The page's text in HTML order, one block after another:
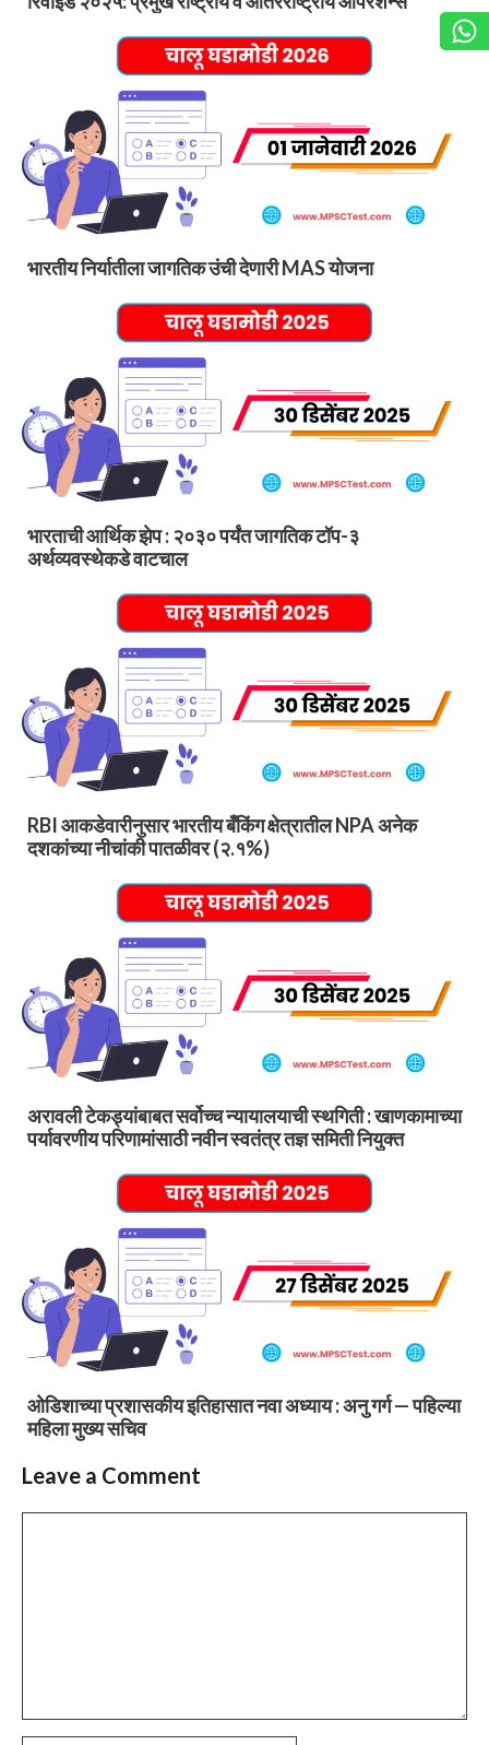
भारतीय निर्यातीला जागतिक उंची देणारी MAS योजना
भारताची आर्थिक झेप : २०३० पर्यंत जागतिक टॉप-३
अर्थव्यवस्थेकडे वाटचाल
RBI आकडेवारीनुसार भारतीय बँकिंग क्षेत्रातील NPA अनेक
दशकांच्या नीचांकी पातळीवर (२.१%)
अरावली टेकड्यांबाबत सर्वोच्च न्यायालयाची स्थगिती : खाणकामाच्या
पर्यावरणीय परिणामांसाठी नवीन स्वतंत्र तज्ञ समिती नियुक्त
ओडिशाच्या प्रशासकीय इतिहासात नवा अध्याय : अनु गर्ग — पहिल्या
महिला मुख्य सचिव
Leave a Comment